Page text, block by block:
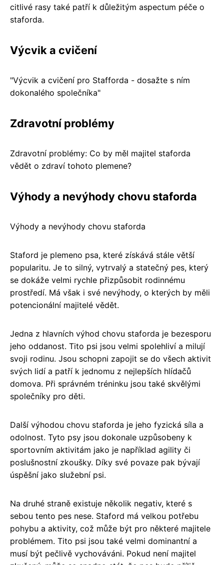
citlivé rasy také patří k důležitým aspectum péče o
staforda.
Výcvik a cvičení
"Výcvik a cvičení pro Stafforda - dosažte s ním
dokonalého společníka"
Zdravotní problémy
Zdravotní problémy: Co by měl majitel staforda
vědět o zdraví tohoto plemene?
Výhody a nevýhody chovu staforda
Výhody a nevýhody chovu staforda
Staford je plemeno psa, které získává stále větší
popularitu. Je to silný, vytrvalý a statečný pes, který
se dokáže velmi rychle přizpůsobit rodinnému
prostředí. Má však i své nevýhody, o kterých by měli
potencionální majitelé vědět.
Jedna z hlavních výhod chovu staforda je bezesporu
jeho oddanost. Tito psi jsou velmi spolehliví a milují
svoji rodinu. Jsou schopni zapojit se do všech aktivit
svých lidí a patří k jednomu z nejlepších hlídačů
domova. Při správném tréninku jsou také skvělými
společníky pro děti.
Další výhodou chovu staforda je jeho fyzická síla a
odolnost. Tyto psy jsou dokonale uzpůsobeny k
sportovním aktivitám jako je například agility či
poslušnostní zkoušky. Díky své povaze pak bývají
úspěšní jako služební psi.
Na druhé straně existuje několik negativ, které s
sebou tento pes nese. Staford má velkou potřebu
pohybu a aktivity, což může být pro některé majitele
problémem. Tito psi jsou také velmi dominantní a
musí být pečlivě vychováváni. Pokud není majitel